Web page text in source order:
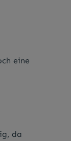
eine
da